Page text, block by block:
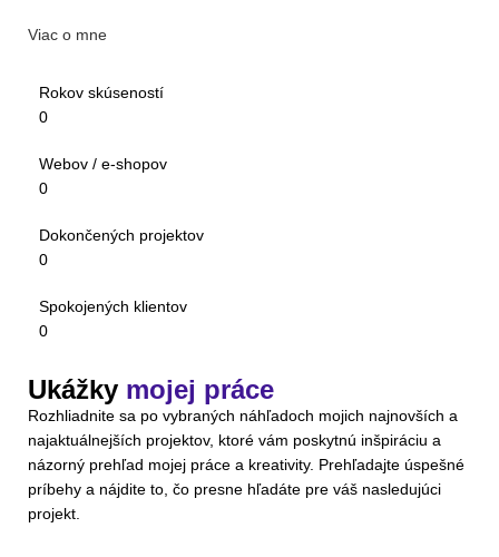
Viac o mne
Rokov skúseností
0
Webov / e-shopov
0
Dokončených projektov
0
Spokojených klientov
0
Ukážky mojej práce
Rozhliadnite sa po vybraných náhľadoch mojich najnovších a
najaktuálnejších projektov, ktoré vám poskytnú inšpiráciu a
názorný prehľad mojej práce a kreativity. Prehľadajte úspešné
príbehy a nájdite to, čo presne hľadáte pre váš nasledujúci
projekt.